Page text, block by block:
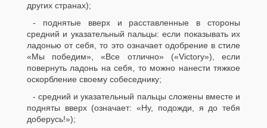
других странах);
- поднятые вверх и расставленные в стороны
средний и указательный пальцы: если показывать их
ладонью от себя, то это означает одобрение в стиле
«Мы победим», «Все отлично» («Victory»), если
повернуть ладонь на себя, то можно нанести тяжкое
оскорбление своему собеседнику;
- средний и указательный пальцы сложены вместе и
подняты вверх (означает: «Ну, подожди, я до тебя
доберусь!»);